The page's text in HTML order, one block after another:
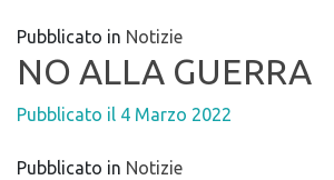
Pubblicato in Notizie
NO ALLA GUERRA
Pubblicato il 4 Marzo 2022
Pubblicato in Notizie